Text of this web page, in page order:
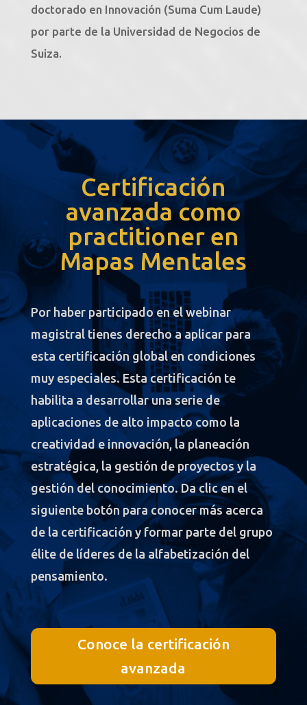
doctorado en Innovación (Suma Cum Laude)
por parte de la Universidad de Negocios de
Suiza.
Certificación
avanzada como
practitioner en
Mapas Mentales
Por haber participado en el webinar
magistral tienes derecho a aplicar para
esta certificación global en condiciones
muy especiales. Esta certificación te
habilita a desarrollar una serie de
aplicaciones de alto impacto como la
creatividad e innovación, la planeación
estratégica, la gestión de proyectos y la
gestión del conocimiento. Da clic en el
siguiente botón para conocer más acerca
de la certificación y formar parte del grupo
élite de líderes de la alfabetización del
pensamiento.
Conoce la certificación
avanzada